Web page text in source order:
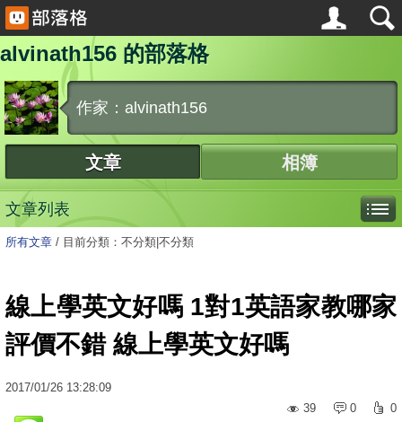
alvinath156 的部落格
作家：alvinath156
文章 相簿
文章列表
所有文章 / 目前分類：不分類|不分類
線上學英文好嗎 1對1英語家教哪家
評價不錯 線上學英文好嗎
2017/01/26 13:28:09
39
0 0